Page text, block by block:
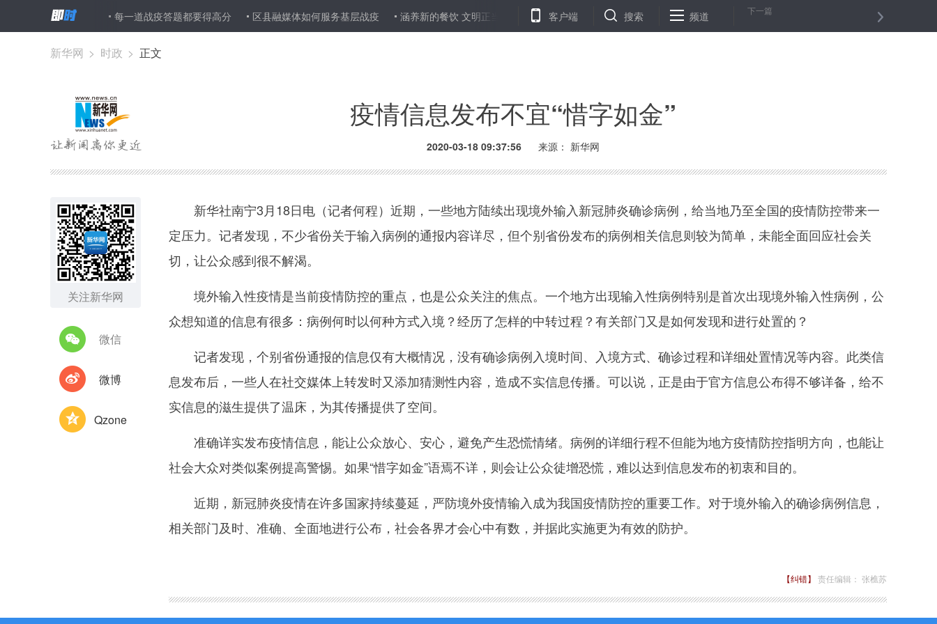
之送与礼敬之迎 每一道战疫答题都要得高分 区县融媒体如何服务基层战疫 涵养新的餐饮 文明正当其时 斩断伸向线上新学期的电诈黑手 做好“消费回补”需扶持政策升级发力 “无接触配送”
客户端 搜索 频道 下一篇
新华网 > 时政 > 正文
疫情信息发布不宜“惜字如金”
2020-03-18 09:37:56 来源： 新华网
关注新华网
微信
微博
Qzone
新华社南宁3月18日电（记者何程）近期，一些地方陆续出现境外输入新冠肺炎确诊病例，给当地乃至全国的疫情防控带来一
定压力。记者发现，不少省份关于输入病例的通报内容详尽，但个别省份发布的病例相关信息则较为简单，未能全面回应社会关
切，让公众感到很不解渴。
境外输入性疫情是当前疫情防控的重点，也是公众关注的焦点。一个地方出现输入性病例特别是首次出现境外输入性病例，公
众想知道的信息有很多：病例何时以何种方式入境？经历了怎样的中转过程？有关部门又是如何发现和进行处置的？
记者发现，个别省份通报的信息仅有大概情况，没有确诊病例入境时间、入境方式、确诊过程和详细处置情况等内容。此类信
息发布后，一些人在社交媒体上转发时又添加猜测性内容，造成不实信息传播。可以说，正是由于官方信息公布得不够详备，给不
实信息的滋生提供了温床，为其传播提供了空间。
准确详实发布疫情信息，能让公众放心、安心，避免产生恐慌情绪。病例的详细行程不但能为地方疫情防控指明方向，也能让
社会大众对类似案例提高警惕。如果“惜字如金”语焉不详，则会让公众徒增恐慌，难以达到信息发布的初衷和目的。
近期，新冠肺炎疫情在许多国家持续蔓延，严防境外疫情输入成为我国疫情防控的重要工作。对于境外输入的确诊病例信息，
相关部门及时、准确、全面地进行公布，社会各界才会心中有数，并据此实施更为有效的防护。
【纠错】 责任编辑： 张樵苏